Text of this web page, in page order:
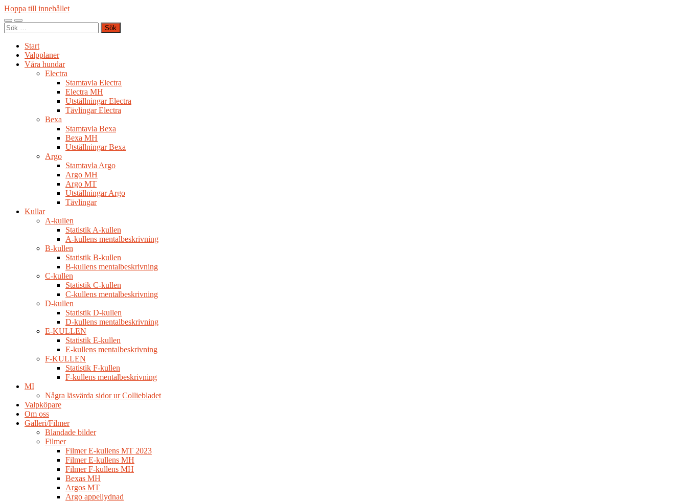
Hoppa till innehållet
Slå
på/av
Slå
på/av
Sök
efter:
Start
Valpplaner
Våra hundar
Electra
Stamtavla Electra
Electra MH
Utställningar Electra
Tävlingar Electra
Bexa
Stamtavla Bexa
Bexa MH
Utställningar Bexa
Argo
Stamtavla Argo
Argo MH
Argo MT
Utställningar Argo
Tävlingar
Kullar
A-kullen
Statistik A-kullen
A-kullens mentalbeskrivning
B-kullen
Statistik B-kullen
B-kullens mentalbeskrivning
C-kullen
Statistik C-kullen
C-kullens mentalbeskrivning
D-kullen
Statistik D-kullen
D-kullens mentalbeskrivning
E-KULLEN
Statistik E-kullen
E-kullens mentalbeskrivning
F-KULLEN
Statistik F-kullen
F-kullens mentalbeskrivning
MI
Några läsvärda sidor ur Colliebladet
Valpköpare
Om oss
Galleri/Filmer
Blandade bilder
Filmer
Filmer E-kullens MT 2023
Filmer E-kullens MH
Filmer F-kullens MH
Bexas MH
Argos MT
Argo appellydnad